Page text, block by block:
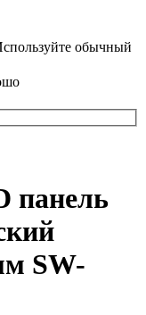
обычный
панель
SW-